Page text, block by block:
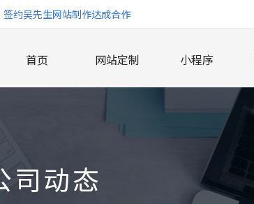
签约吴先生网站制作达成合作
签约长沙市开福区小毛驴食品便利店达成合作
签约湖南奥托曼国际贸易有限公司达成合作
首页 网站定制 小程序